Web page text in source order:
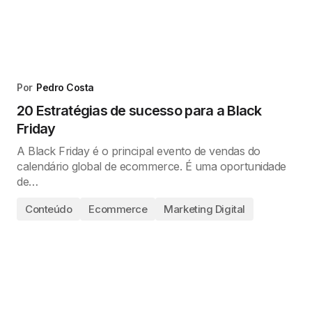
Por Pedro Costa
20 Estratégias de sucesso para a Black
Friday
A Black Friday é o principal evento de vendas do
calendário global de ecommerce. É uma oportunidade
de…
Conteúdo Ecommerce Marketing Digital